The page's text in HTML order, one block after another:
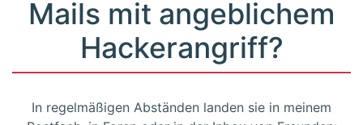
Mails mit angeblichem
Hackerangriff?
In regelmäßigen Abständen landen sie in meinem